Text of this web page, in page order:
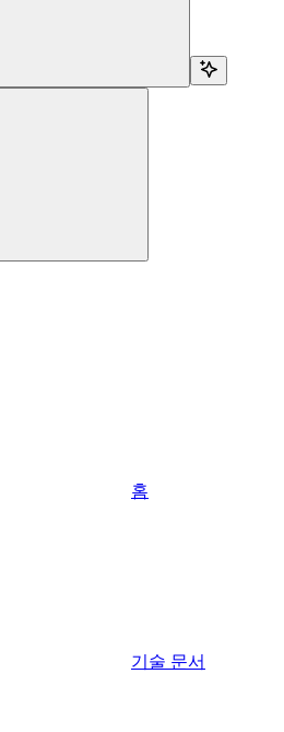
홈
기술 문서